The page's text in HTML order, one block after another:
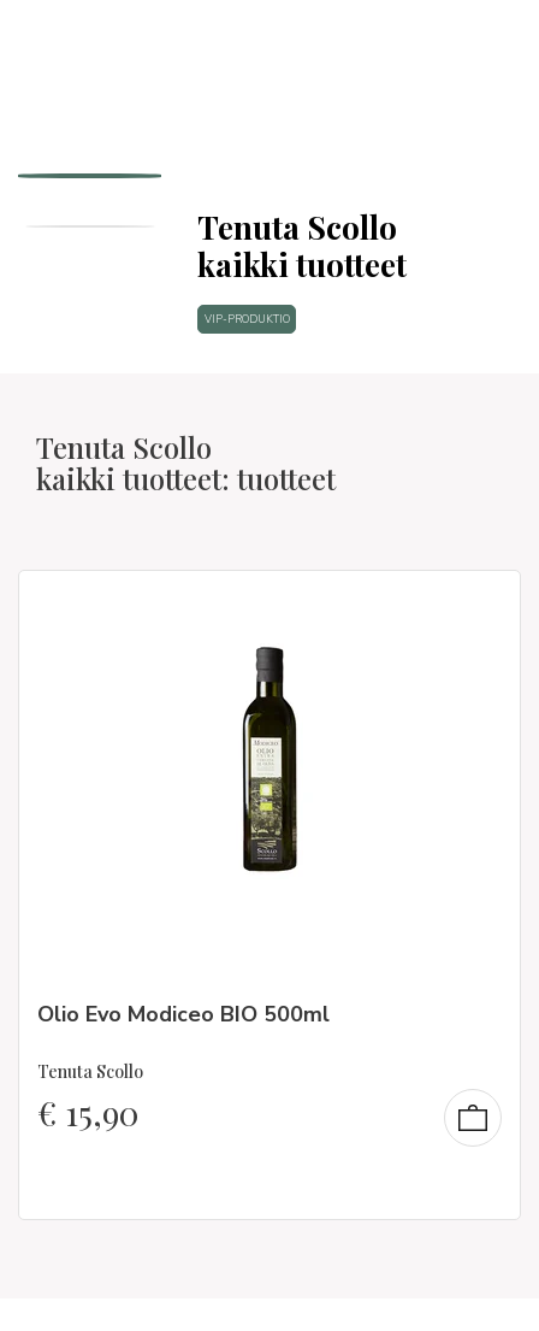
Tenuta Scollo
kaikki tuotteet
VIP-PRODUKTIO
Tenuta Scollo
kaikki tuotteet: tuotteet
Olio Evo Modiceo BIO 500ml
Tenuta Scollo
€ 15,90